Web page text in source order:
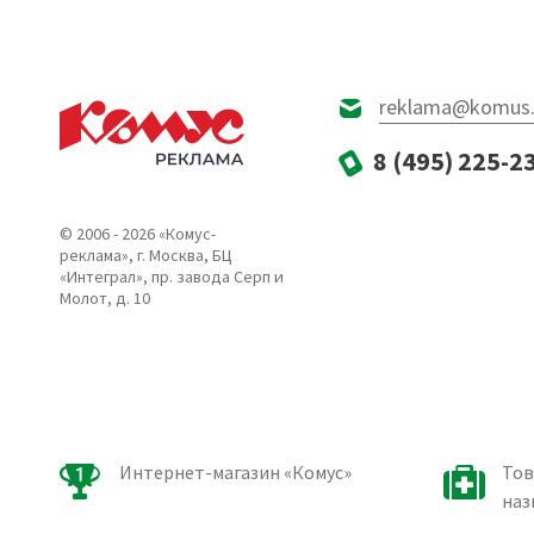
© 2006 - 2026 «Комус-
реклама», г. Москва, БЦ
«Интеграл», пр. завода Серп и
Молот, д. 10
8 (495) 225-
Интернет-магазин «Комус»